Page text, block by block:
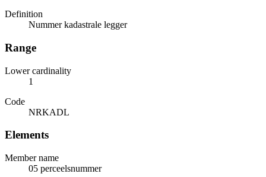
Definition
Nummer kadastrale legger
Range
Lower cardinality
1
Code
NRKADL
Elements
Member name
05 perceelsnummer